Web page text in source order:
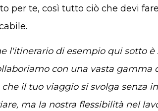
per te, così tutto ciò che devi
l'itinerario di esempio qui sotto è
con una vasta gamma
il tuo viaggio si svolga senza
ma la nostra flessibilità nel